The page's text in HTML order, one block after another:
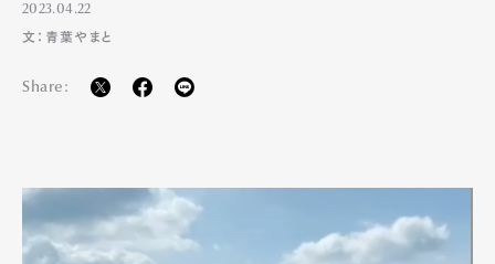
2023.04.22
文：青葉やまと
Share: